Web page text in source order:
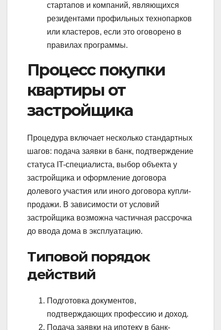
стартапов и компаний, являющихся
резидентами профильных технопарков
или кластеров, если это оговорено в
правилах программы.
Процесс покупки
квартиры от
застройщика
Процедура включает несколько стандартных
шагов: подача заявки в банк, подтверждение
статуса IT-специалиста, выбор объекта у
застройщика и оформление договора
долевого участия или иного договора купли-
продажи. В зависимости от условий
застройщика возможна частичная рассрочка
до ввода дома в эксплуатацию.
Типовой порядок
действий
Подготовка документов,
подтверждающих профессию и доход.
Подача заявки на ипотеку в банк-